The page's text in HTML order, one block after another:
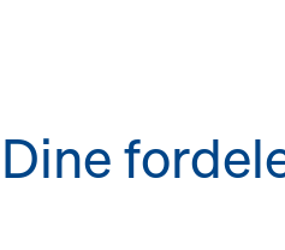
Dine